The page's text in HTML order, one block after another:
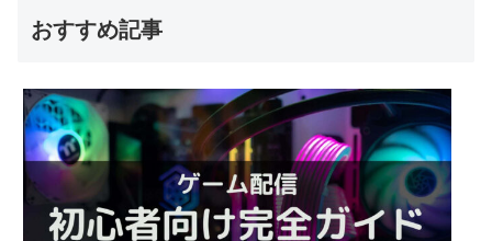
おすすめ記事